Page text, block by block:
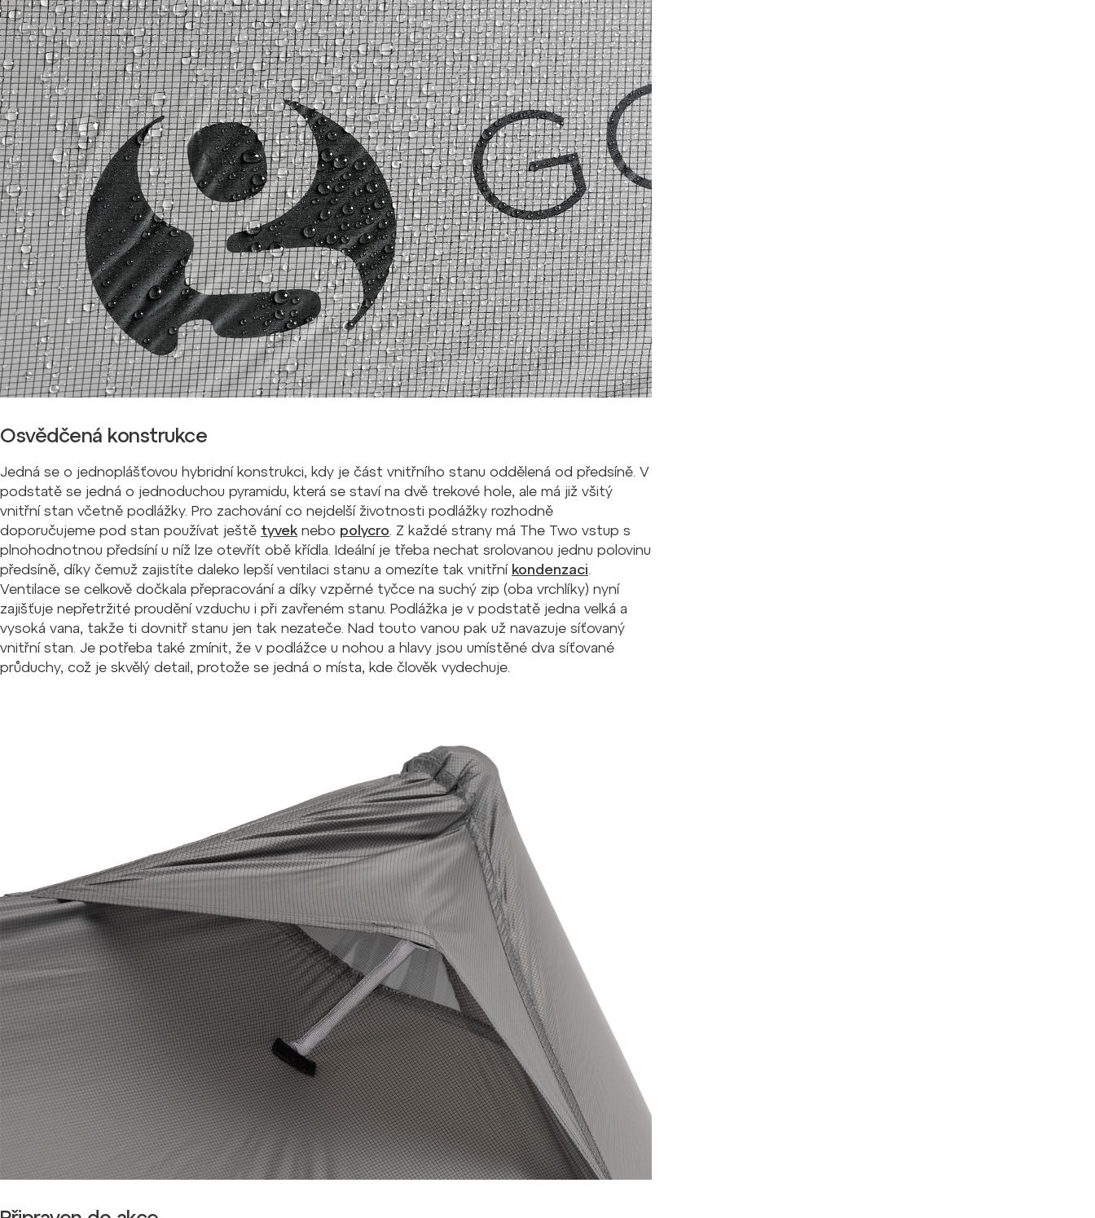
Osvědčená konstrukce
Jedná se o jednoplášťovou hybridní konstrukci, kdy je část vnitřního stanu oddělená od předsíně. V
podstatě se jedná o jednoduchou pyramidu, která se staví na dvě trekové hole, ale má již všitý
vnitřní stan včetně podlážky. Pro zachování co nejdelší životnosti podlážky rozhodně
doporučujeme pod stan používat ještě tyvek nebo polycro. Z každé strany má The Two vstup s
plnohodnotnou předsíní u níž lze otevřít obě křídla. Ideální je třeba nechat srolovanou jednu polovinu
předsíně, díky čemuž zajistíte daleko lepší ventilaci stanu a omezíte tak vnitřní kondenzaci.
Ventilace se celkově dočkala přepracování a díky vzpěrné tyčce na suchý zip (oba vrchlíky) nyní
zajišťuje nepřetržité proudění vzduchu i při zavřeném stanu. Podlážka je v podstatě jedna velká a
vysoká vana, takže ti dovnitř stanu jen tak nezateče. Nad touto vanou pak už navazuje síťovaný
vnitřní stan. Je potřeba také zmínit, že v podlážce u nohou a hlavy jsou umístěné dva síťované
průduchy, což je skvělý detail, protože se jedná o místa, kde člověk vydechuje.